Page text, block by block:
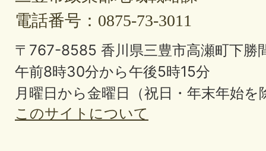
電話番号：0875-73-3011
〒767-8585 香川県三豊市高瀬町下勝
午前8時30分から午後5時15分
月曜日から金曜日（祝日・年末年始を
このサイトについて